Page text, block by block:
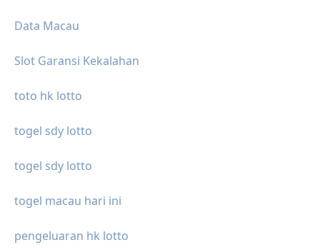
Data Macau
Slot Garansi Kekalahan
toto hk lotto
togel sdy lotto
togel sdy lotto
togel macau hari ini
pengeluaran hk lotto